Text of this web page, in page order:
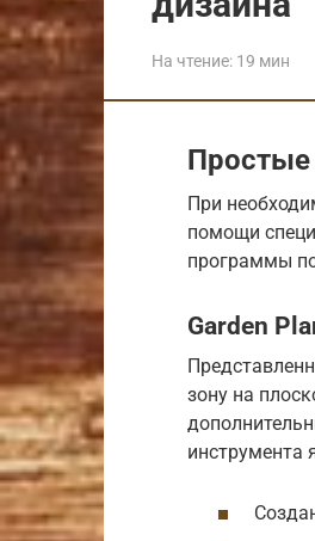
На чтение: 19 мин
При
помощи
программы
Garden
зону на
инструмента